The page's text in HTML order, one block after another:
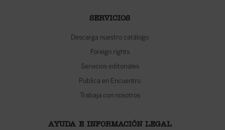
SERVICIOS
Descarga nuestro catálogo
Foreign rights
Servicios editoriales
Publica en Encuentro
Trabaja con nosotros
AYUDA E INFORMACIÓN LEGAL